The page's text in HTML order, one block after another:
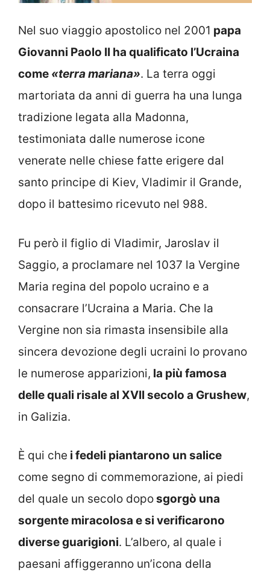
Nel suo viaggio apostolico nel 2001 papa
Giovanni Paolo II ha qualificato l’Ucraina
come «terra mariana». La terra oggi
martoriata da anni di guerra ha una lunga
tradizione legata alla Madonna,
testimoniata dalle numerose icone
venerate nelle chiese fatte erigere dal
santo principe di Kiev, Vladimir il Grande,
dopo il battesimo ricevuto nel 988.
Fu però il figlio di Vladimir, Jaroslav il
Saggio, a proclamare nel 1037 la Vergine
Maria regina del popolo ucraino e a
consacrare l’Ucraina a Maria. Che la
Vergine non sia rimasta insensibile alla
sincera devozione degli ucraini lo provano
le numerose apparizioni, la più famosa
delle quali risale al XVII secolo a Grushew,
in Galizia.
È qui che i fedeli piantarono un salice
come segno di commemorazione, ai piedi
del quale un secolo doposgorgò una
sorgente miracolosa e si verificarono
diverse guarigioni. L’albero, al quale i
paesani affiggeranno un’icona della